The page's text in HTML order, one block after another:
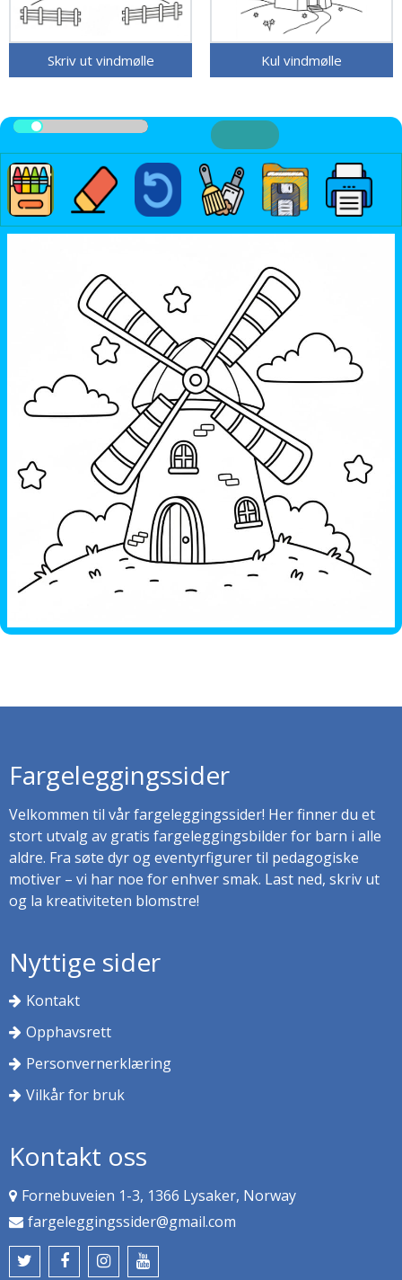
Skriv ut vindmølle Kul vindmølle
Fargeleggingssider
Velkommen til vår fargeleggingssider! Her finner du et
stort utvalg av gratis fargeleggingsbilder for barn i alle
aldre. Fra søte dyr og eventyrfigurer til pedagogiske
motiver – vi har noe for enhver smak. Last ned, skriv ut
og la kreativiteten blomstre!
Nyttige sider
Kontakt
Opphavsrett
Personvernerklæring
Vilkår for bruk
Kontakt oss
Fornebuveien 1-3, 1366 Lysaker, Norway
fargeleggingssider@gmail.com